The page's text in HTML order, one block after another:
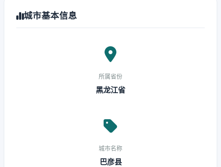
城市基本信息
所属省份
黑龙江省
城市名称
巴彦县